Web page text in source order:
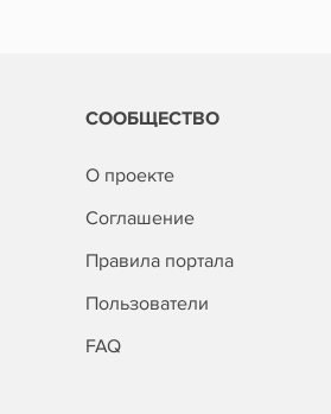
СООБЩЕСТВО
О проекте
Соглашение
Правила портала
Пользователи
FAQ